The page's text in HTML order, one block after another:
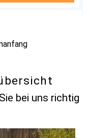
bei uns richtig